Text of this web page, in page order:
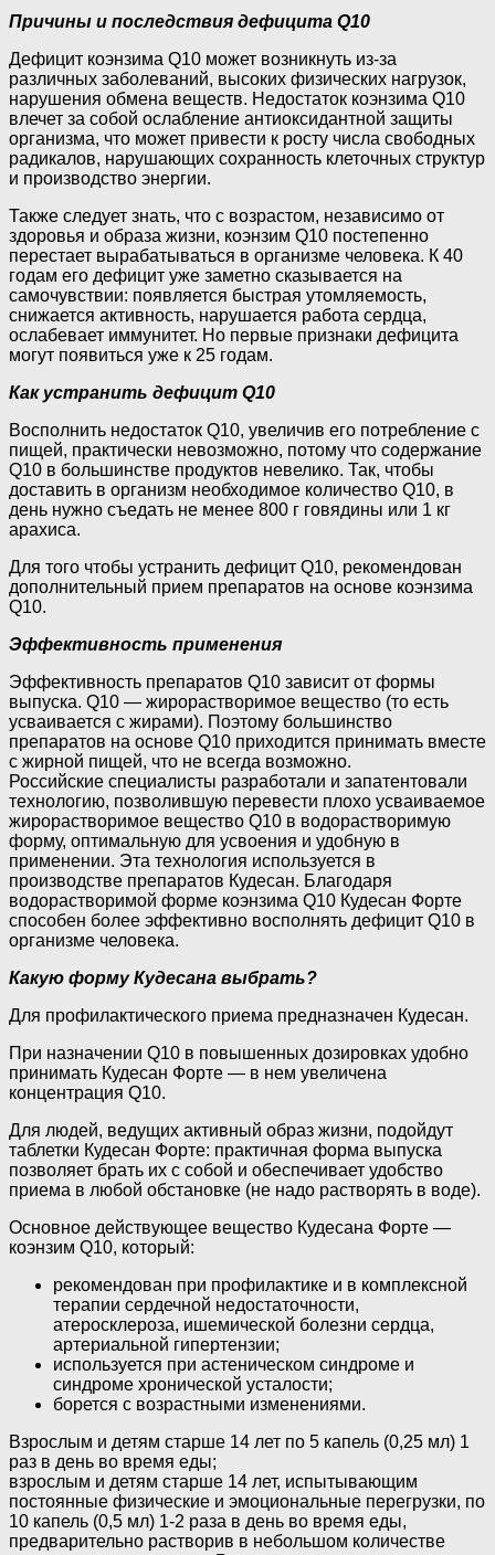
Причины и последствия дефицита Q10
Дефицит коэнзима Q10 может возникнуть из-за
различных заболеваний, высоких физических нагрузок,
нарушения обмена веществ. Недостаток коэнзима Q10
влечет за собой ослабление антиоксидантной защиты
организма, что может привести к росту числа свободных
радикалов, нарушающих сохранность клеточных структур
и производство энергии.
Также следует знать, что с возрастом, независимо от
здоровья и образа жизни, коэнзим Q10 постепенно
перестает вырабатываться в организме человека. К 40
годам его дефицит уже заметно сказывается на
самочувствии: появляется быстрая утомляемость,
снижается активность, нарушается работа сердца,
ослабевает иммунитет. Но первые признаки дефицита
могут появиться уже к 25 годам.
Как устранить дефицит Q10
Восполнить недостаток Q10, увеличив его потребление с
пищей, практически невозможно, потому что содержание
Q10 в большинстве продуктов невелико. Так, чтобы
доставить в организм необходимое количество Q10, в
день нужно съедать не менее 800 г говядины или 1 кг
арахиса.
Для того чтобы устранить дефицит Q10, рекомендован
дополнительный прием препаратов на основе коэнзима
Q10.
Эффективность применения
Эффективность препаратов Q10 зависит от формы
выпуска. Q10 — жирорастворимое вещество (то есть
усваивается с жирами). Поэтому большинство
препаратов на основе Q10 приходится принимать вместе
с жирной пищей, что не всегда возможно.
Российские специалисты разработали и запатентовали
технологию, позволившую перевести плохо усваиваемое
жирорастворимое вещество Q10 в водорастворимую
форму, оптимальную для усвоения и удобную в
применении. Эта технология используется в
производстве препаратов Кудесан. Благодаря
водорастворимой форме коэнзима Q10 Кудесан Форте
способен более эффективно восполнять дефицит Q10 в
организме человека.
Какую форму Кудесана выбрать?
Для профилактического приема предназначен Кудесан.
При назначении Q10 в повышенных дозировках удобно
принимать Кудесан Форте — в нем увеличена
концентрация Q10.
Для людей, ведущих активный образ жизни, подойдут
таблетки Кудесан Форте: практичная форма выпуска
позволяет брать их с собой и обеспечивает удобство
приема в любой обстановке (не надо растворять в воде).
Основное действующее вещество Кудесана Форте —
коэнзим Q10, который:
рекомендован при профилактике и в комплексной
терапии сердечной недостаточности,
атеросклероза, ишемической болезни сердца,
артериальной гипертензии;
используется при астеническом синдроме и
синдроме хронической усталости;
борется с возрастными изменениями.
Взрослым и детям старше 14 лет по 5 капель (0,25 мл) 1
раз в день во время еды;
взрослым и детям старше 14 лет, испытывающим
постоянные физические и эмоциональные перегрузки, по
10 капель (0,5 мл) 1-2 раза в день во время еды,
предварительно растворив в небольшом количестве